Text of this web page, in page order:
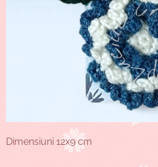
Dimensiuni 12x9 cm